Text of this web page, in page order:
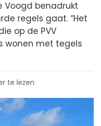
Voogd benadrukt
regels gaat. “Het
op de PVV
wonen met tegels
te lezen